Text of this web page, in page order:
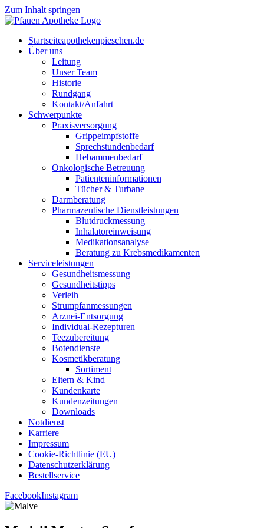
Zum Inhalt springen
Start­sei­teapothekenpieschen.de
Über uns
Lei­tung
Unser Team
His­to­rie
Rund­gang
Kontakt/Anfahrt
Schwer­punk­te
Pra­xis­ver­sor­gung
Grip­pe­impf­stof­fe
Sprech­stun­den­be­darf
Heb­am­men­be­darf
Onko­lo­gi­sche Betreuung
Pati­en­ten­in­for­ma­tio­nen
Tücher & Turbane
Darm­be­ra­tung
Phar­ma­zeu­ti­sche Dienstleistungen
Blut­druck­mes­sung
Inha­la­tor­ein­wei­sung
Medi­ka­ti­ons­ana­ly­se
Bera­tung zu Krebsmedikamenten
Ser­vice­leis­tun­gen
Gesund­heits­mes­sung
Gesund­heits­tipps
Ver­leih
Strumpfan­mes­sun­gen
Arz­n­ei-Ent­­sor­­gung
Indi­­vi­­du­al-Rezep­­tu­­ren
Tee­zu­be­rei­tung
Boten­diens­te
Kos­me­tik­be­ra­tung
Sor­ti­ment
Eltern & Kind
Kun­den­kar­te
Kun­den­zei­tun­gen
Down­loads
Not­dienst
Kar­rie­re
Impres­sum
Coo­kie-Rich­t­­li­­nie (EU)
Datenschutz­erklärung
Bestell­ser­vice
FacebookInstagram